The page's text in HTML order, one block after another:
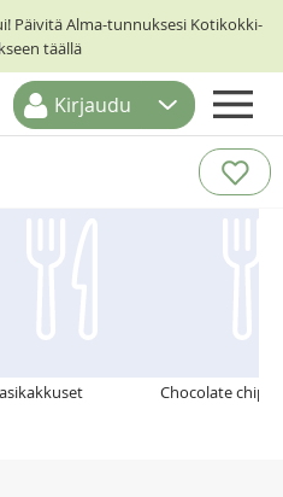
Päivitä Alma-tunnuksesi Kotikokki-
täällä
Kirjaudu
Chocolate chip